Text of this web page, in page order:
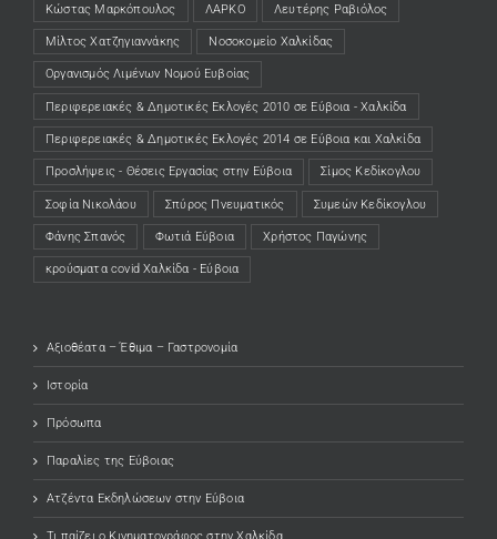
Κώστας Μαρκόπουλος ΛΑΡΚΟ Λευτέρης Ραβιόλος
Μίλτος Χατζηγιαννάκης Νοσοκομείο Χαλκίδας
Οργανισμός Λιμένων Νομού Ευβοίας
Περιφερειακές & Δημοτικές Εκλογές 2010 σε Εύβοια - Χαλκίδα
Περιφερειακές & Δημοτικές Εκλογές 2014 σε Εύβοια και Χαλκίδα
Προσλήψεις - Θέσεις Εργασίας στην Εύβοια Σίμος Κεδίκογλου
Σοφία Νικολάου Σπύρος Πνευματικός Συμεών Κεδίκογλου
Φάνης Σπανός Φωτιά Εύβοια Χρήστος Παγώνης
κρούσματα covid Χαλκίδα - Εύβοια
Αξιοθέατα – Έθιμα – Γαστρονομία
Ιστορία
Πρόσωπα
Παραλίες της Εύβοιας
Ατζέντα Εκδηλώσεων στην Εύβοια
Τι παίζει ο Κινηματογράφος στην Χαλκίδα